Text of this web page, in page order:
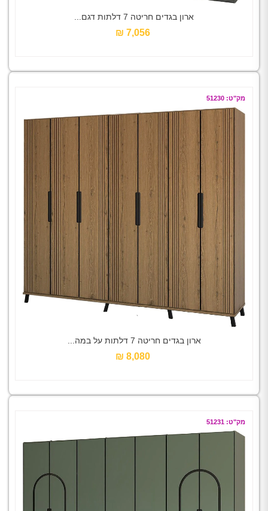
ארון בגדים חריטה 7 דלתות דגם...
7,056 ₪‎
מק"ט: 51230
ארון בגדים חריטה 7 דלתות על במה...
8,080 ₪‎
מק"ט: 51231